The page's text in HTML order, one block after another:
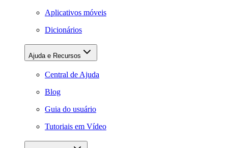
Aplicativos móveis
Dicionários
Ajuda e Recursos
Central de Ajuda
Blog
Guia do usuário
Tutoriais em Vídeo